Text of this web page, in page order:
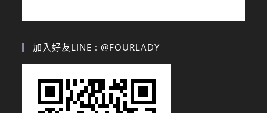
加入好友LINE : @FOURLADY